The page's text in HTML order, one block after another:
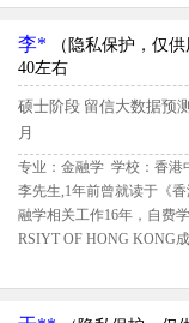
估得分2.93,留信网评定黄
李* （隐私保护，仅
40左右
硕士阶段 留信大数据预
月
专业：金融学 学校：香港
李先生,1年前曾就读于《
融学相关工作16年，自费
RSIYT OF HONG KONG
元；留学期间评估得分